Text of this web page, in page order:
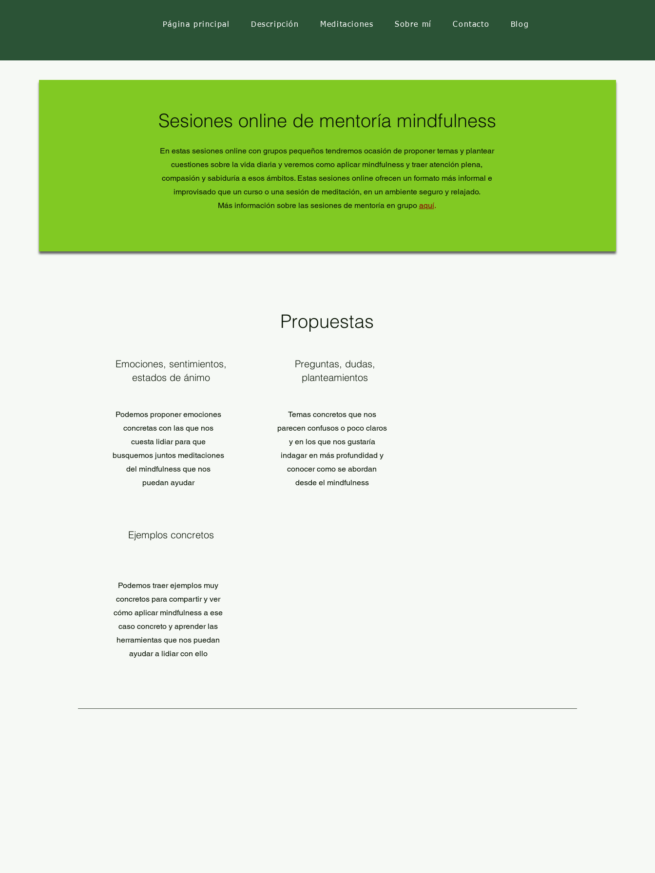
Página principal Descripción Meditaciones Sobre mí Contacto Blog
Sesiones online de mentoría mindfulness
En estas sesiones online con grupos pequeños tendremos ocasión de proponer temas y plantear
cuestiones sobre la vida diaria y veremos como aplicar mindfulness y traer atención plena,
compasión y sabiduría a esos ámbitos. Estas sesiones online ofrecen un formato más informal e
improvisado que un curso o una sesión de meditación, en un ambiente seguro y relajado.
Más información sobre las sesiones de mentoría en grupo aquí.
Propuestas
Emociones, sentimientos,
estados de ánimo
Podemos proponer emociones
concretas con las que nos
cuesta lidiar para que
busquemos juntos meditaciones
del mindfulness que nos
puedan ayudar
Preguntas, dudas,
planteamientos
Temas concretos que nos
parecen confusos o poco claros
y en los que nos gustaría
indagar en más profundidad y
conocer como se abordan
desde el mindfulness
Ejemplos concretos
Podemos traer ejemplos muy
concretos para compartir y ver
cómo aplicar mindfulness a ese
caso concreto y aprender las
herramientas que nos puedan
ayudar a lidiar con ello